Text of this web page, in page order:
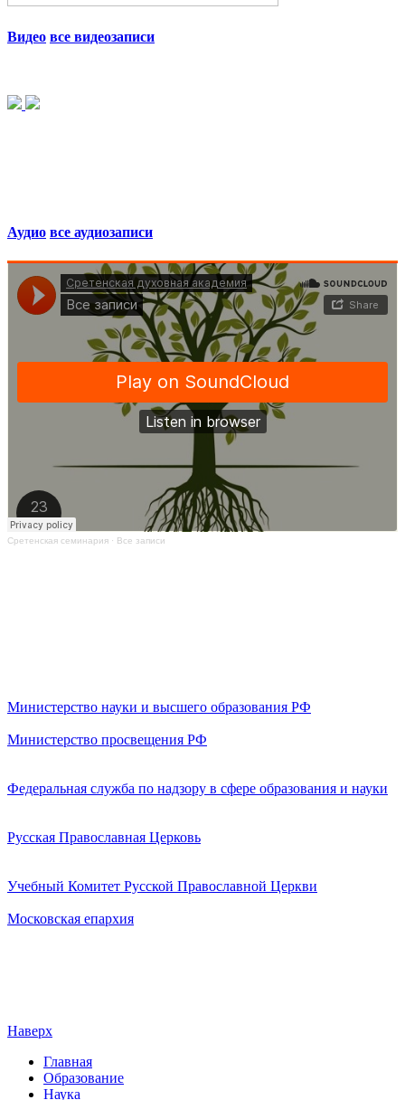
Видео все видеозаписи
Аудио все аудиозаписи
Сретенская семинария · Все записи
Министерство науки и высшего образования РФ
Министерство просвещения РФ
Федеральная служба по надзору в сфере образования и науки
Русская Православная Церковь
Учебный Комитет Русской Православной Церкви
Московская епархия
Наверх
Главная
Образование
Наука